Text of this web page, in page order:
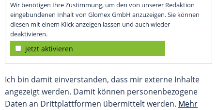
Wir benötigen Ihre Zustimmung, um den von unserer Redaktion
eingebundenen Inhalt von Glomex GmbH anzuzeigen. Sie können
diesen mit einem Klick anzeigen lassen und auch wieder
deaktivieren.
jetzt aktivieren
Ich bin damit einverstanden, dass mir externe Inhalte
angezeigt werden. Damit können personenbezogene
Daten an Drittplattformen übermittelt werden. Mehr